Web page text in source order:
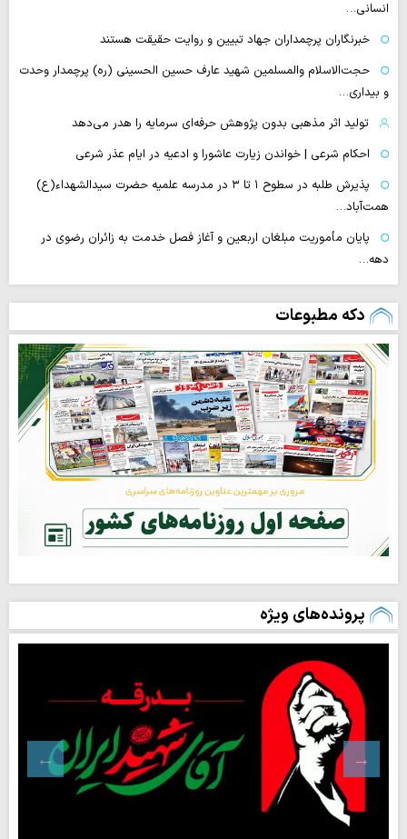
انسانی…
خبرنگاران پرچمداران جهاد تبیین و روایت حقیقت هستند
حجت‌الاسلام والمسلمین شهید عارف حسین الحسینی (ره) پرچمدار وحدت
و بیداری…
تولید اثر مذهبی بدون پژوهش حرفه‌ای سرمایه را هدر می‌دهد
احکام شرعی | خواندن زیارت عاشورا و ادعیه در ایام عذر شرعی
پذیرش طلبه در سطوح ۱ تا ۳ در مدرسه علمیه حضرت سیدالشهداء(ع)
همت‌آباد…
پایان مأموریت مبلغان اربعین و آغاز فصل خدمت به زائران رضوی در
دهه…
دکه مطبوعات
پرونده‌های ویژه